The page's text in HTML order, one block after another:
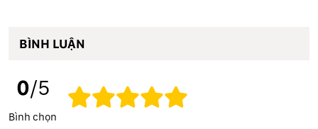
BÌNH LUẬN
0/5
Bình chọn